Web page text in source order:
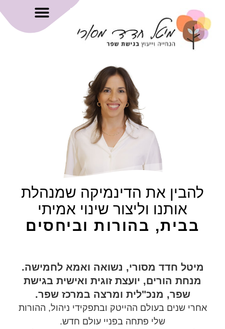
להבין את הדינמיקה שמנהלת
אותנו וליצור שינוי אמיתי
בבית, בהורות וביחסים
מיטל חדד מסורי, נשואה ואמא לחמישה.
מנחת הורים, יועצת זוגית ואישית בגישת
שפר, מנכ"לית ומרצה במרכז שפר.
אחרי שנים בעולם ההייטק ובתפקידי ניהול, ההורות
שלי פתחה בפניי עולם חדש.